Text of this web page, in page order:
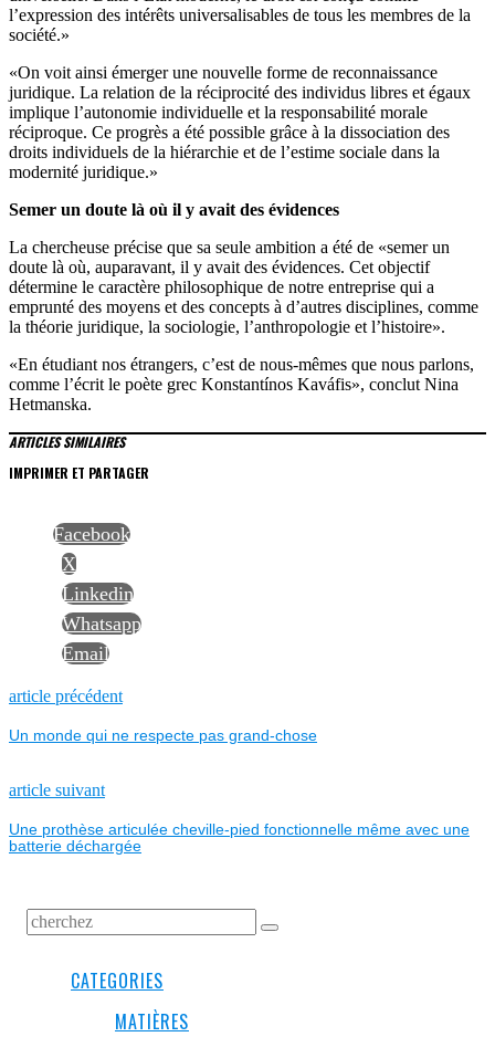
l’expression des intérêts universalisables de tous les membres de la
société.»
«On voit ainsi émerger une nouvelle forme de reconnaissance
juridique. La relation de la réciprocité des individus libres et égaux
implique l’autonomie individuelle et la responsabilité morale
réciproque. Ce progrès a été possible grâce à la dissociation des
droits individuels de la hiérarchie et de l’estime sociale dans la
modernité juridique.»
Semer un doute là où il y avait des évidences
La chercheuse précise que sa seule ambition a été de «semer un
doute là où, auparavant, il y avait des évidences. Cet objectif
détermine le caractère philosophique de notre entreprise qui a
emprunté des moyens et des concepts à d’autres disciplines, comme
la théorie juridique, la sociologie, l’anthropologie et l’histoire».
«En étudiant nos étrangers, c’est de nous-mêmes que nous parlons,
comme l’écrit le poète grec Konstantínos Kaváfis», conclut Nina
Hetmanska.
ARTICLES SIMILAIRES
IMPRIMER ET PARTAGER
Facebook
X
Linkedin
Whatsapp
Email
NAVIGATION
DE
L’ARTICLE
article précédentPrevious
Un monde qui ne respecte pas grand-chose
article suivantNext
Une prothèse articulée cheville-pied fonctionnelle même avec une
batterie déchargée
CATEGORIES
MATIÈRES